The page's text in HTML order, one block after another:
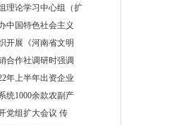
理论学习中心组（扩
中国特色社会主义
开展《河南省文明
合作社调研时强调
年上半年出资企业
统1000余款农副产
党组扩大会议 传